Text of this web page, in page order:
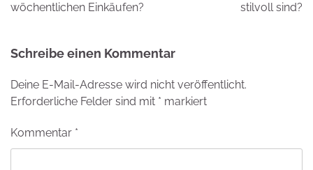
wöchentlichen Einkäufen?
stilvoll sind?
Schreibe einen Kommentar
Deine E-Mail-Adresse wird nicht veröffentlicht.
Erforderliche Felder sind mit * markiert
Kommentar *